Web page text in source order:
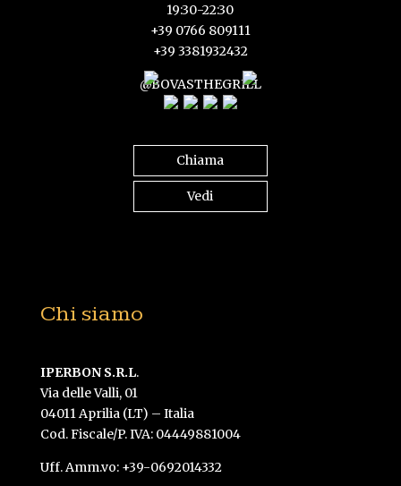
19:30-22:30
+39 0766 809111
+39 3381932432
@BOVASTHEGRILL
Chiama
Vedi
Chi siamo
IPERBON S.R.L.
Via delle Valli, 01
04011 Aprilia (LT) – Italia
Cod. Fiscale/P. IVA: 04449881004
Uff. Amm.vo: +39-0692014332